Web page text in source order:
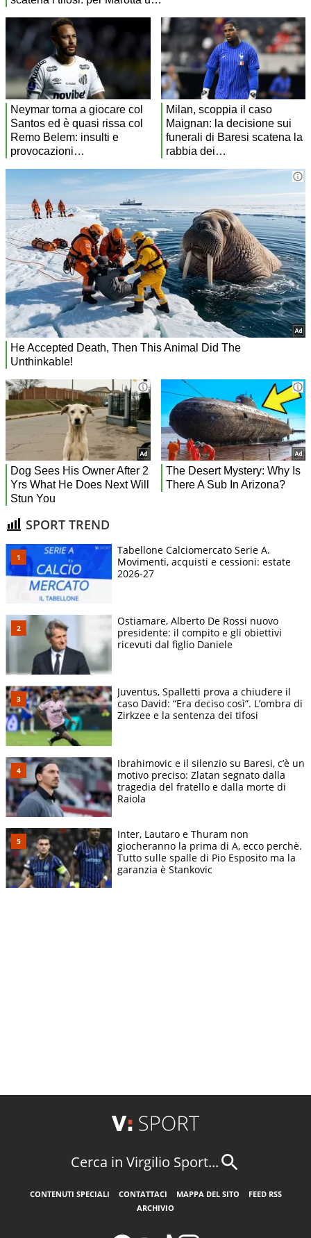
SPORT TREND
Tabellone Calciomercato Serie A.
Movimenti, acquisti e cessioni: estate
2026-27
Ostiamare, Alberto De Rossi nuovo
presidente: il compito e gli obiettivi
ricevuti dal figlio Daniele
Juventus, Spalletti prova a chiudere il
caso David: “Era deciso così”. L’ombra di
Zirkzee e la sentenza dei tifosi
Ibrahimovic e il silenzio su Baresi, c’è un
motivo preciso: Zlatan segnato dalla
tragedia del fratello e dalla morte di
Raiola
Inter, Lautaro e Thuram non
giocheranno la prima di A, ecco perchè.
Tutto sulle spalle di Pio Esposito ma la
garanzia è Stankovic
Cerca in Virgilio Sport...
CONTENUTI SPECIALI CONTATTACI MAPPA DEL SITO
FEED RSS
ARCHIVIO